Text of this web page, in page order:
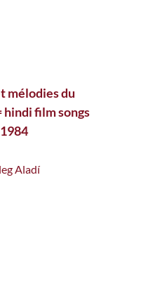
mélodies du
film songs
Aladí